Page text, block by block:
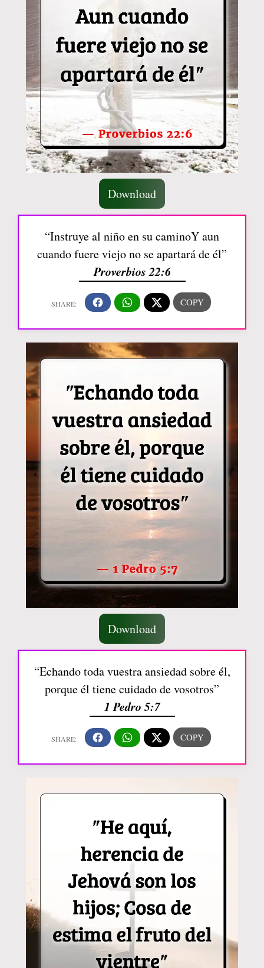
Download
“Instruye al niño en su caminoY aun
cuando fuere viejo no se apartará de él”
Proverbios 22:6
Download
“Echando toda vuestra ansiedad sobre él,
porque él tiene cuidado de vosotros”
1 Pedro 5:7